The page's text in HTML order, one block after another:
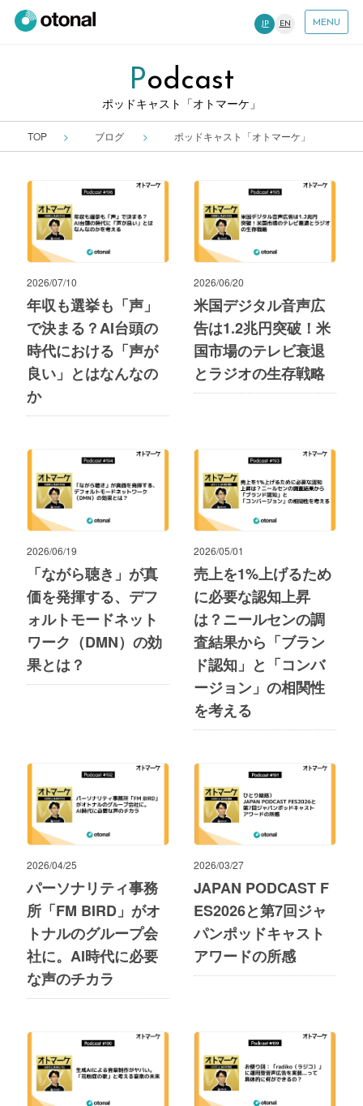
JP EN MENU
Podcast
ポッドキャスト「オトマーケ」
TOP ブログ ポッドキャスト「オトマーケ」
2026/07/10
年収も選挙も「声」
で決まる？AI台頭の
時代における「声が
良い」とはなんなの
か
2026/06/20
米国デジタル音声広
告は1.2兆円突破！米
国市場のテレビ衰退
とラジオの生存戦略
2026/06/19
「ながら聴き」が真
価を発揮する、デフ
ォルトモードネット
ワーク（DMN）の効
果とは？
2026/05/01
売上を1%上げるため
に必要な認知上昇
は？ニールセンの調
査結果から「ブラン
ド認知」と「コンバ
ージョン」の相関性
を考える
2026/04/25
パーソナリティ事務
所「FM BIRD」がオ
トナルのグループ会
社に。AI時代に必要
な声のチカラ
2026/03/27
JAPAN PODCAST F
ES2026と第7回ジャ
パンポッドキャスト
アワードの所感